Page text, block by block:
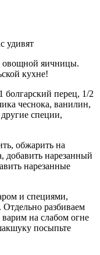
овощной яичницы.
кухне!
болгарский перец, 1/2
чеснока, ванилин,
специи,
обжарить на
добавить нарезанный
нарезанные
и специями,
разбиваем
на слабом огне
посыпьте